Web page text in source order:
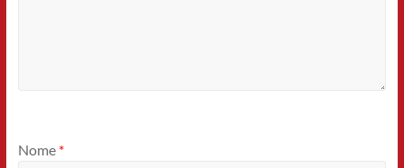
Nome *